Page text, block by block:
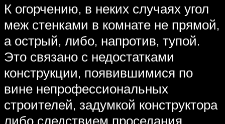
К огорчению, в неких случаях угол
меж стенками в комнате не прямой,
а острый, либо, напротив, тупой.
Это связано с недостатками
конструкции, появившимися по
вине непрофессиональных
строителей, задумкой конструктора
либо следствием проседания